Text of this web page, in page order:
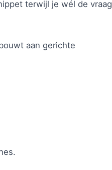
terwijl je wél de vraag
aan gerichte